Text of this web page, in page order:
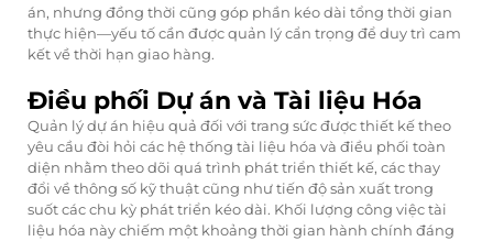
án, nhưng đồng thời cũng góp phần kéo dài tổng thời gian
thực hiện—yếu tố cần được quản lý cẩn trọng để duy trì cam
kết về thời hạn giao hàng.
Điều phối Dự án và Tài liệu Hóa
Quản lý dự án hiệu quả đối với trang sức được thiết kế theo
yêu cầu đòi hỏi các hệ thống tài liệu hóa và điều phối toàn
diện nhằm theo dõi quá trình phát triển thiết kế, các thay
đổi về thông số kỹ thuật cũng như tiến độ sản xuất trong
suốt các chu kỳ phát triển kéo dài. Khối lượng công việc tài
liệu hóa này chiếm một khoảng thời gian hành chính đáng